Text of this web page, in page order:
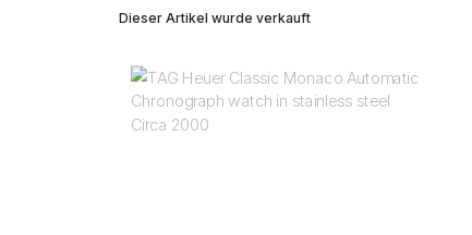
Dieser Artikel wurde verkauft